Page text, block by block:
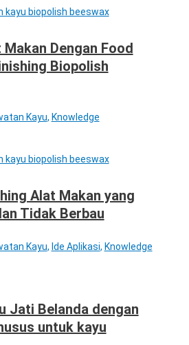
Dengan Food
Biopolish
Kayu, Knowledge
Alat Makan yang
Tidak Berbau
Kayu, Ide Aplikasi, Knowledge
Jati Belanda dengan
untuk kayu